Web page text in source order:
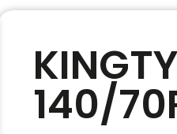
140/